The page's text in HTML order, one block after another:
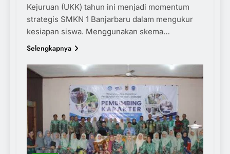
Kejuruan (UKK) tahun ini menjadi momentum
strategis SMKN 1 Banjarbaru dalam mengukur
kesiapan siswa. Menggunakan skema…
Selengkapnya